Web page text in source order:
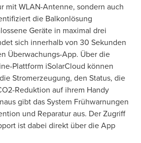
mit WLAN-Antenne, sondern auch
die Balkonlösung
Geräte in maximal drei
sich innerhalb von 30 Sekunden
Überwachungs-App. Über die
Plattform iSolarCloud können
Stromerzeugung, den Status, die
Reduktion auf ihrem Handy
gibt das System Frühwarnungen
und Reparatur aus. Der Zugriff
ist dabei direkt über die App